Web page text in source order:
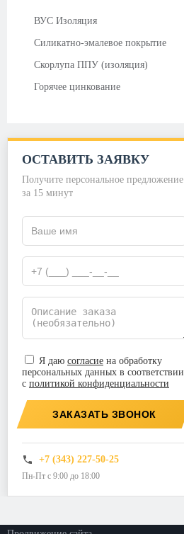
ВУС Изоляция
Силикатно-эмалевое покрытие
Скорлупа ППУ (изоляция)
Горячее цинкование
ОСТАВИТЬ ЗАЯВКУ
Получите персональное предложение
за 15 минут
Я даю согласие на обработку
персональных данных в соответствии
с политикой конфиденциальности
ЗАКАЗАТЬ ЗВОНОК
+7 (343) 227-50-25
Пн-Пт с 9:00 до 18:00
©2026. ООО «Прогресс»
Все права защищены